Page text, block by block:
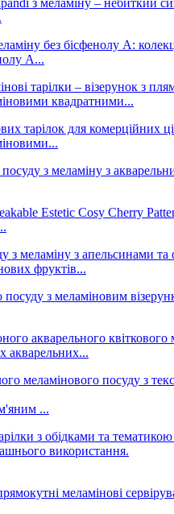
А...
квадратними...
фруктів...
акварельних...
...